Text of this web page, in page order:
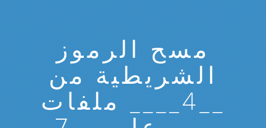
مسح الرموز
الشريطية من
__4____ ملفات